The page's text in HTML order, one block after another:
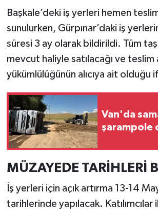
Başkale’deki iş yerleri hemen
sunulurken, Gürpınar’daki iş
süresi 3 ay olarak bildirildi. Tüm
mevcut haliyle satılacağı ve teslim
yükümlülüğünün alıcıya ait olduğu
Van'da
şarampole
MÜZAYEDE TARİHLERİ
İş yerleri için açık artırma 13-14
tarihlerinde yapılacak. Katılımcılar